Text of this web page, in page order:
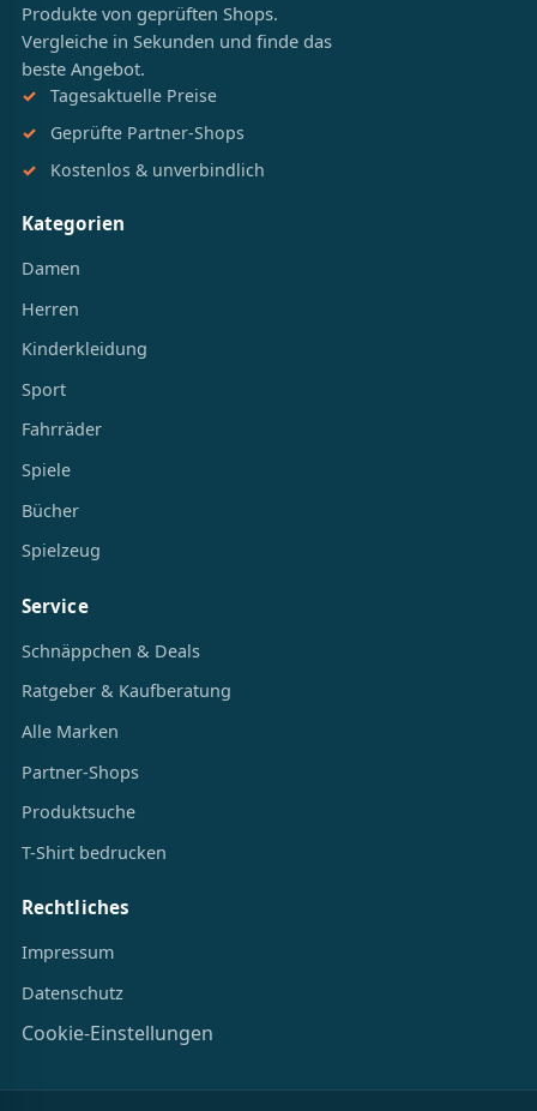
Produkte von geprüften Shops.
Vergleiche in Sekunden und finde das
beste Angebot.
Tagesaktuelle Preise
Geprüfte Partner-Shops
Kostenlos & unverbindlich
Kategorien
Damen
Herren
Kinderkleidung
Sport
Fahrräder
Spiele
Bücher
Spielzeug
Service
Schnäppchen & Deals
Ratgeber & Kaufberatung
Alle Marken
Partner-Shops
Produktsuche
T-Shirt bedrucken
Rechtliches
Impressum
Datenschutz
Cookie-Einstellungen